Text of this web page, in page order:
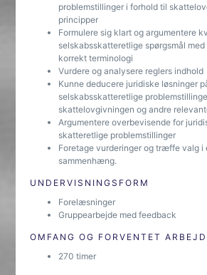
problemstillinger i forhold til
principper
Formulere sig klart og argumentere
selskabsskatteretlige spørgsmål
korrekt terminologi
Vurdere og analysere reglers indhold
Kunne deducere juridiske løsninger
selskabsskatteretlige
skattelovgivningen og andre
Argumentere overbevisende for
skatteretlige problemstillinger
Foretage vurderinger og træffe valg i
sammenhæng.
UNDERVISNINGSFORM
Forelæsninger
Gruppearbejde med feedback
OMFANG OG FORVENTET
270 timer